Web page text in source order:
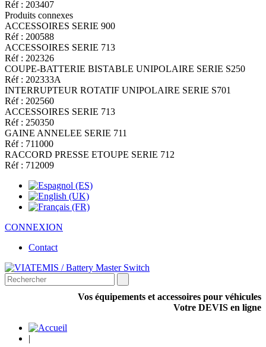
Réf : 203407
Produits connexes
ACCESSOIRES SERIE 900
Réf : 200588
ACCESSOIRES SERIE 713
Réf : 202326
COUPE-BATTERIE BISTABLE UNIPOLAIRE SERIE S250
Réf : 202333A
INTERRUPTEUR ROTATIF UNIPOLAIRE SERIE S701
Réf : 202560
ACCESSOIRES SERIE 713
Réf : 250350
GAINE ANNELEE SERIE 711
Réf : 711000
RACCORD PRESSE ETOUPE SERIE 712
Réf : 712009
CONNEXION
Contact
Vos équipements et accessoires pour véhicules
Votre DEVIS en ligne
|